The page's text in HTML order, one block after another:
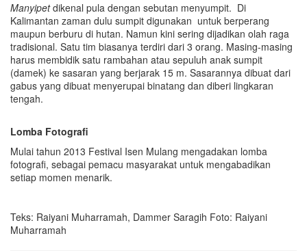
Manyipetdikenal pula dengan sebutan menyumpit. Di
Kalimantan zaman dulu sumpit digunakan untuk berperang
maupun berburu di hutan. Namun kini sering dijadikan olah raga
tradisional. Satu tim biasanya terdiri dari 3 orang. Masing-masing
harus membidik satu rambahan atau sepuluh anak sumpit
(damek) ke sasaran yang berjarak 15 m. Sasarannya dibuat dari
gabus yang dibuat menyerupai binatang dan diberi lingkaran
tengah.
Lomba Fotografi
Mulai tahun 2013 Festival Isen Mulang mengadakan lomba
fotografi, sebagai pemacu masyarakat untuk mengabadikan
setiap momen menarik.
Teks: Raiyani Muharramah, Dammer Saragih Foto: Raiyani
Muharramah